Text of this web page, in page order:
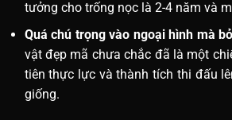
tưởng cho trống nọc là 2-4 năm và
Quá chú trọng vào ngoại hình mà
vật đẹp mã chưa chắc đã là một
tiên thực lực và thành tích thi đấu
giống.